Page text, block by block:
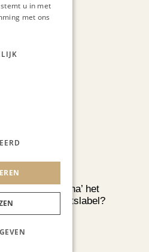
AUTOMOTIVE
Is ‘Made in China’ het
nieuwe kwaliteitslabel?
u in met
met ons